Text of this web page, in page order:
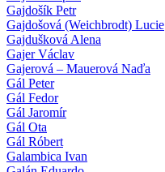
Gajdošík Petr
Gajdošová (Weichbrodt) Lucie
Gajdušková Alena
Gajer Václav
Gajerová – Mauerová Naďa
Gál Peter
Gál Fedor
Gál Jaromír
Gál Ota
Gál Róbert
Galambica Ivan